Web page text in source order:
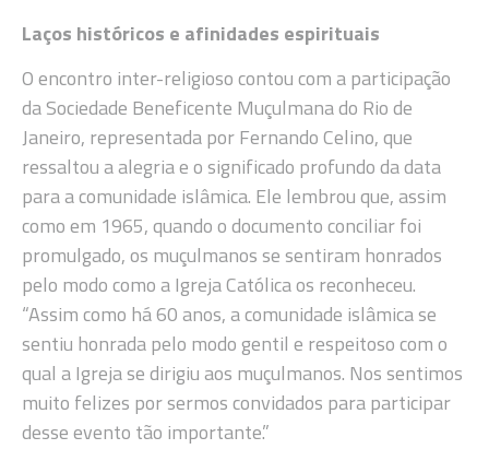
Laços históricos e afinidades espirituais
O encontro inter-religioso contou com a participação
da Sociedade Beneficente Muçulmana do Rio de
Janeiro, representada por Fernando Celino, que
ressaltou a alegria e o significado profundo da data
para a comunidade islâmica. Ele lembrou que, assim
como em 1965, quando o documento conciliar foi
promulgado, os muçulmanos se sentiram honrados
pelo modo como a Igreja Católica os reconheceu.
“Assim como há 60 anos, a comunidade islâmica se
sentiu honrada pelo modo gentil e respeitoso com o
qual a Igreja se dirigiu aos muçulmanos. Nos sentimos
muito felizes por sermos convidados para participar
desse evento tão importante.”